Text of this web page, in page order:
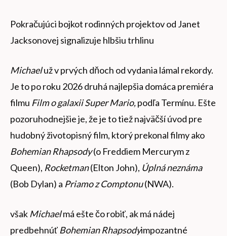
Pokračujúci bojkot rodinných projektov od Janet
Jacksonovej signalizuje hlbšiu trhlinu
Michaeluž v prvých dňoch od vydania lámal rekordy.
Je to po roku 2026 druhá najlepšia domáca premiéra
filmu Film o galaxii Super Mario,podľa Termínu. Ešte
pozoruhodnejšie je, že je to tiež najväčší úvod pre
hudobný životopisný film, ktorý prekonal filmy ako
Bohemian Rhapsody(o Freddiem Mercurym z
Queen), Rocketman(Elton John), Úplná neznáma
(Bob Dylan) a Priamo z Comptonu(NWA).
však Michaelmá ešte čo robiť, ak má nádej
predbehnúť Bohemian Rhapsodyimpozantné